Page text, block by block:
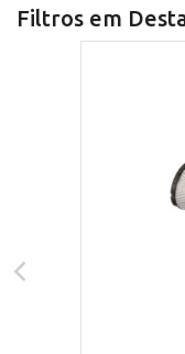
Filtros em